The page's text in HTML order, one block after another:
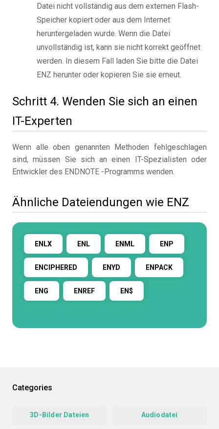
Datei nicht vollständig aus dem externen Flash-
Speicher kopiert oder aus dem Internet
heruntergeladen wurde. Wenn die Datei
unvollständig ist, kann sie nicht korrekt geöffnet
werden. In diesem Fall laden Sie bitte die Datei
ENZ herunter oder kopieren Sie sie erneut.
Schritt 4. Wenden Sie sich an einen
IT-Experten
Wenn alle oben genannten Methoden fehlgeschlagen
sind, müssen Sie sich an einen IT-Spezialisten oder
Entwickler des ENDNOTE -Programms wenden.
Ähnliche Dateiendungen wie ENZ
ENLX ENL ENML ENP
ENCIPHERED ENYD ENPACK
ENG ENREF EN$
Categories
3D-Bilder Dateien Audiodatei